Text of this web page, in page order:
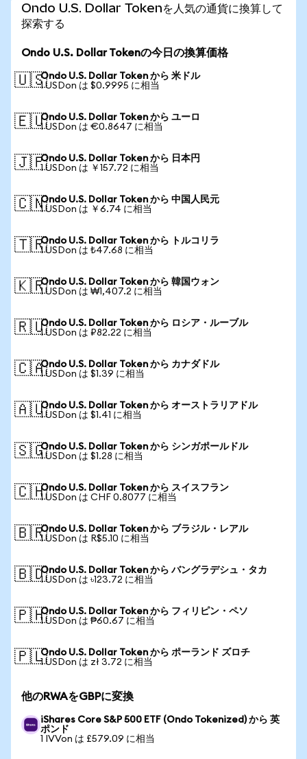
Ondo U.S. Dollar Tokenを人気の通貨に換算して
探索する
Ondo U.S. Dollar Tokenの今日の換算価格
🇺🇸Ondo U.S. Dollar Token から 米ドル
1 USDon は $0.9995 に相当
🇪🇺Ondo U.S. Dollar Token から ユーロ
1 USDon は €0.8647 に相当
🇯🇵Ondo U.S. Dollar Token から 日本円
1 USDon は ￥157.72 に相当
🇨🇳Ondo U.S. Dollar Token から 中国人民元
1 USDon は ￥6.74 に相当
🇹🇷Ondo U.S. Dollar Token から トルコリラ
1 USDon は ₺47.68 に相当
🇰🇷Ondo U.S. Dollar Token から 韓国ウォン
1 USDon は ₩1,407.2 に相当
🇷🇺Ondo U.S. Dollar Token から ロシア・ルーブル
1 USDon は ₽82.22 に相当
🇨🇦Ondo U.S. Dollar Token から カナダドル
1 USDon は $1.39 に相当
🇦🇺Ondo U.S. Dollar Token から オーストラリアドル
1 USDon は $1.41 に相当
🇸🇬Ondo U.S. Dollar Token から シンガポールドル
1 USDon は $1.28 に相当
🇨🇭Ondo U.S. Dollar Token から スイスフラン
1 USDon は CHF 0.8077 に相当
🇧🇷Ondo U.S. Dollar Token から ブラジル・レアル
1 USDon は R$5.10 に相当
🇧🇩Ondo U.S. Dollar Token から バングラデシュ・タカ
1 USDon は ৳123.72 に相当
🇵🇭Ondo U.S. Dollar Token から フィリピン・ペソ
1 USDon は ₱60.67 に相当
🇵🇱Ondo U.S. Dollar Token から ポーランド ズロチ
1 USDon は zł 3.72 に相当
他のRWAをGBPに変換
iShares Core S&P 500 ETF (Ondo Tokenized) から 英
ポンド
1 IVVon は £579.09 に相当